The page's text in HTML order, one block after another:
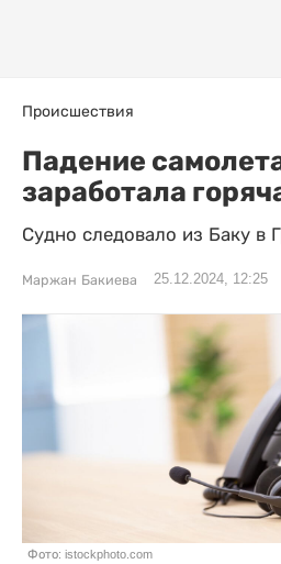
Происшествия
Падение
заработала
Судно следовало из Баку в
Маржан Бакиева 25.12.2024, 12:25
Фото: istockphoto.com